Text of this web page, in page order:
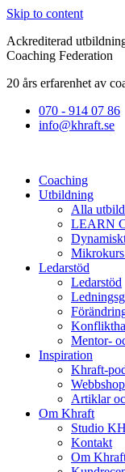
Skip to content
Ackrediterad
Coaching Federation
20 års erfarenhet av
070 - 914 07 86
info@khraft.se
Coaching
Utbildning
Alla
LEARN
Mikrokurs
Ledarstöd
Ledarstöd
Mentor-
Inspiration
Khraft-
Artiklar
Om Khraft
Studio
Kontakt
Om